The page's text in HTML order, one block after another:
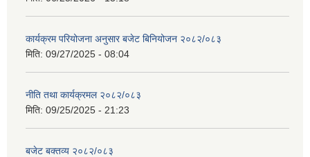
कार्यक्रम परियोजना अनुसार बजेट बिनियोजन २०८२/०८३
मिति: 09/27/2025 - 08:04
नीति तथा कार्यक्रमल २०८२/०८३
मिति: 09/25/2025 - 21:23
बजेट बक्तव्य २०८२/०८३